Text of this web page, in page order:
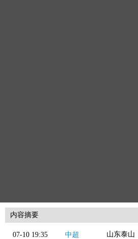
内容摘要
07-10 19:35 中超 山东泰山